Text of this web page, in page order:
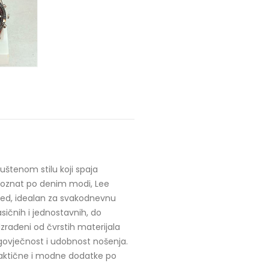
stilu koji spaja
po denim modi, Lee
idealan za svakodnevnu
i jednostavnih, do
od čvrstih materijala
i udobnost nošenja.
i modne dodatke po